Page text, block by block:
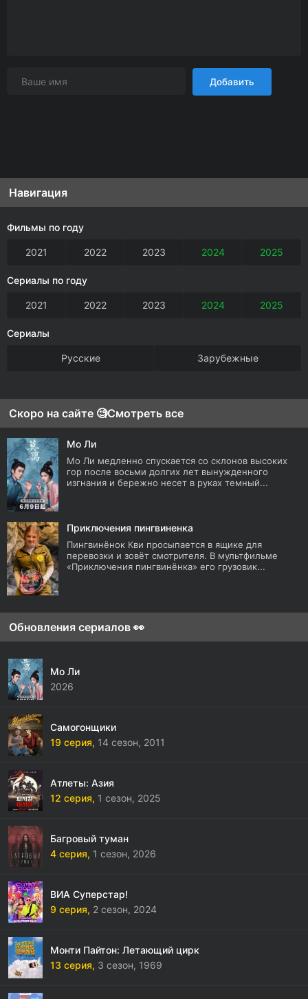
Добавить
Навигация
Фильмы по году
2021 2022 2023 2024 2025
Сериалы по году
2021 2022 2023 2024 2025
Сериалы
Русские Зарубежные
Скоро на сайте 🧐Смотреть все
Мо Ли
Мо Ли медленно спускается со склонов высоких
гор после восьми долгих лет вынужденного
изгнания и бережно несет в руках темный...
Приключения пингвиненка
Пингвинёнок Кви просыпается в ящике для
перевозки и зовёт смотрителя. В мультфильме
«Приключения пингвинёнка» его грузовик...
Обновления сериалов 👀
Мо Ли
2026
Самогонщики
19 серия, 14 сезон, 2011
Атлеты: Азия
12 серия, 1 сезон, 2025
Багровый туман
4 серия, 1 сезон, 2026
ВИА Суперстар!
9 серия, 2 сезон, 2024
Монти Пайтон: Летающий цирк
13 серия, 3 сезон, 1969